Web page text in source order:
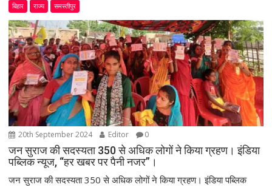
बिहार राज्य समस्तीपुर
20th September 2024 Editor 0
जन सुराज की सदस्यता 350 से अधिक लोगों ने किया ग्रहण। इंडिया
पब्लिक न्यूज, “हर खबर पर पैनी नजर”।
जन सुराज की सदस्यता 350 से अधिक लोगों ने किया ग्रहण। इंडिया पब्लिक